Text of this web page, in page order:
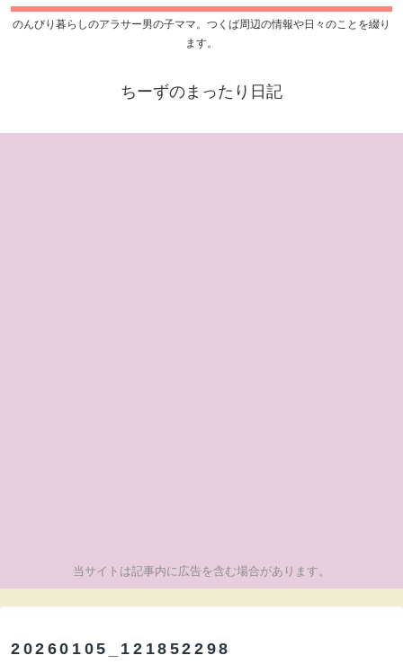
のんびり暮らしのアラサー男の子ママ。つくば周辺の情報や日々のことを綴り
ます。
ちーずのまったり日記
当サイトは記事内に広告を含む場合があります。
20260105_121852298